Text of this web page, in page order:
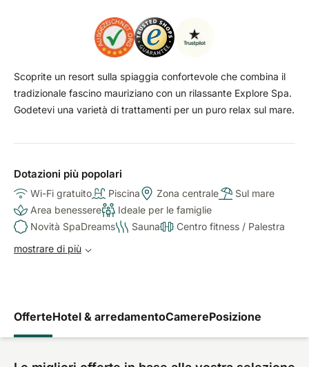
Scoprite un resort sulla spiaggia confortevole che combina il
tradizionale fascino mauriziano con un rilassante Explore Spa.
Godetevi una varietà di trattamenti per un puro relax sul mare.
Dotazioni più popolari
Wi-Fi gratuito Piscina Zona centrale
Sul mare
Area benessere
Ideale per le famiglie
Novità SpaDreams
Sauna
Centro fitness / Palestra
mostrare di più
OfferteHotel & arredamentoCamerePosizione